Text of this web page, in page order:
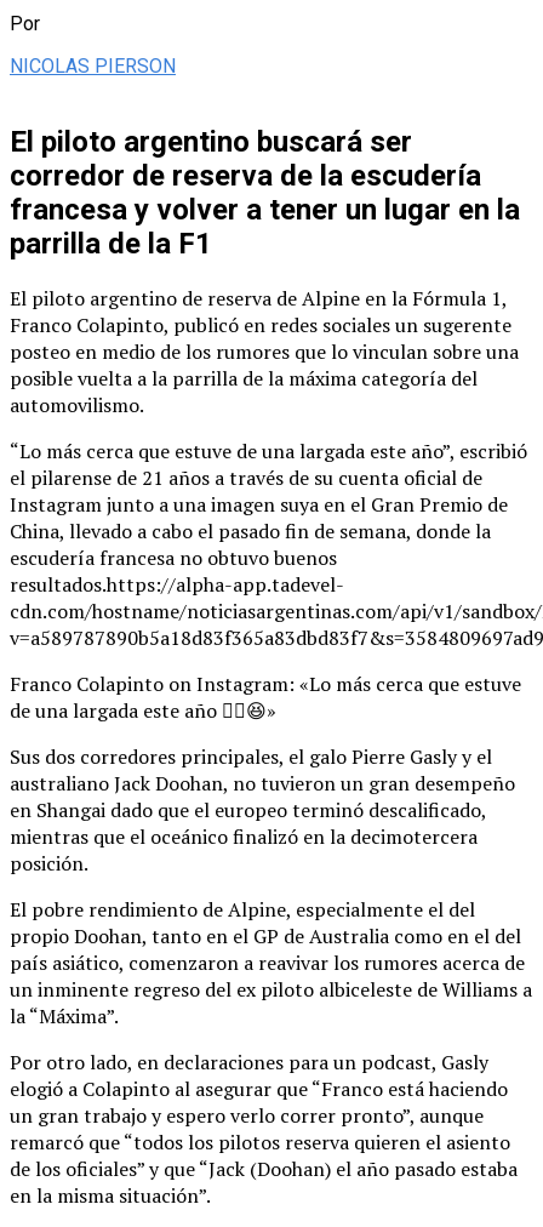
Por
NICOLAS PIERSON
El piloto argentino buscará ser
corredor de reserva de la escudería
francesa y volver a tener un lugar en la
parrilla de la F1
El piloto argentino de reserva de Alpine en la Fórmula 1,
Franco Colapinto, publicó en redes sociales un sugerente
posteo en medio de los rumores que lo vinculan sobre una
posible vuelta a la parrilla de la máxima categoría del
automovilismo.
“Lo más cerca que estuve de una largada este año”, escribió
el pilarense de 21 años a través de su cuenta oficial de
Instagram junto a una imagen suya en el Gran Premio de
China, llevado a cabo el pasado fin de semana, donde la
escudería francesa no obtuvo buenos
resultados.https://alpha-app.tadevel-
cdn.com/hostname/noticiasargentinas.com/api/v1/sandbox/
Franco Colapinto on Instagram: «Lo más cerca que estuve
de una largada este año ✌🏼😆»
Sus dos corredores principales, el galo Pierre Gasly y el
australiano Jack Doohan, no tuvieron un gran desempeño
en Shangai dado que el europeo terminó descalificado,
mientras que el oceánico finalizó en la decimotercera
posición.
El pobre rendimiento de Alpine, especialmente el del
propio Doohan, tanto en el GP de Australia como en el del
país asiático, comenzaron a reavivar los rumores acerca de
un inminente regreso del ex piloto albiceleste de Williams a
la “Máxima”.
Por otro lado, en declaraciones para un podcast, Gasly
elogió a Colapinto al asegurar que “Franco está haciendo
un gran trabajo y espero verlo correr pronto”, aunque
remarcó que “todos los pilotos reserva quieren el asiento
de los oficiales” y que “Jack (Doohan) el año pasado estaba
en la misma situación”.